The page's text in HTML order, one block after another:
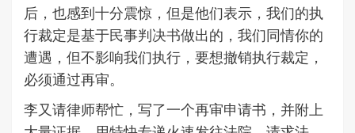
后，也感到十分震惊，但是他们表示，我们的执
行裁定是基于民事判决书做出的，我们同情你的
遭遇，但不影响我们执行，要想撤销执行裁定，
必须通过再审。
李又请律师帮忙，写了一个再审申请书，并附上